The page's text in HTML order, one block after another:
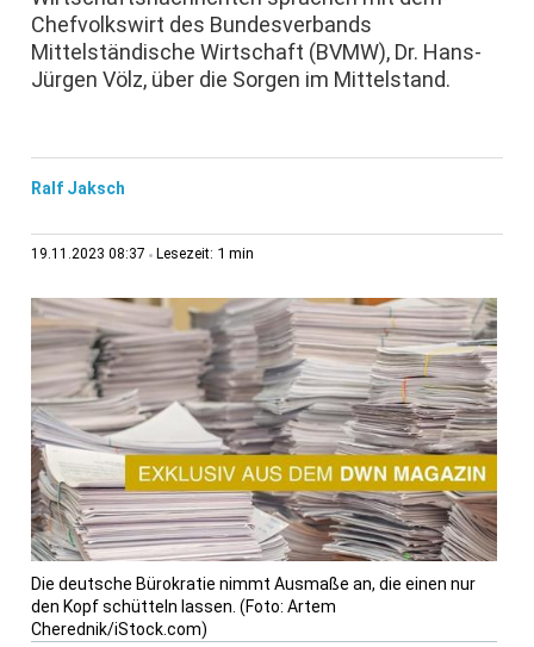
Chefvolkswirt des Bundesverbands
Mittelständische Wirtschaft (BVMW), Dr. Hans-
Jürgen Völz, über die Sorgen im Mittelstand.
Ralf Jaksch
19.11.2023 08:37 Lesezeit: 1 min
Die deutsche Bürokratie nimmt Ausmaße an, die einen nur
den Kopf schütteln lassen. (Foto: Artem
Cherednik/iStock.com)